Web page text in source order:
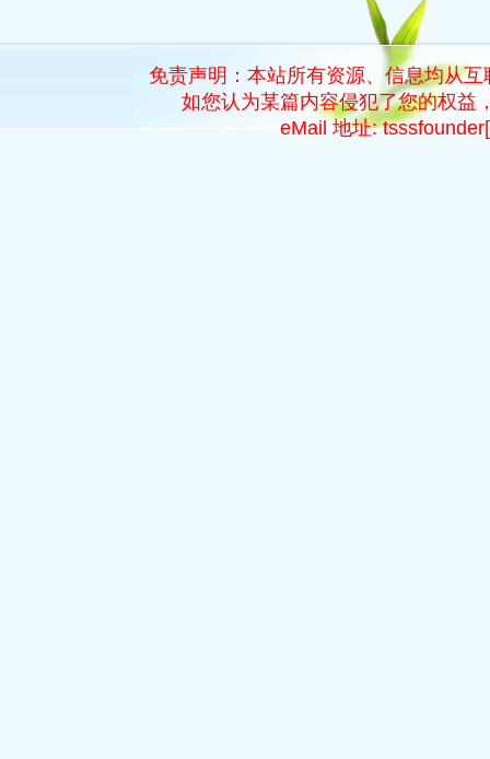
免责声明：本站所有资源、信息均从
如您认为某篇内容侵犯了您的权益
eMail 地址: